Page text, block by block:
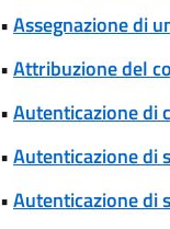
•Assegnazione di
•Attribuzione del
•Autenticazione di
•Autenticazione di
•Autenticazione di